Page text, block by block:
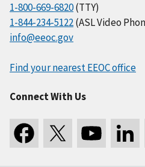
1-800-669-6820(TTY)
1-844-234-5122(ASL Video
info@eeoc.gov
Find your nearest EEOC office
Connect With Us